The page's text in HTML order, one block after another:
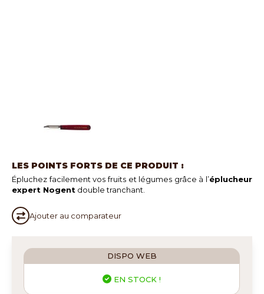
LES POINTS FORTS DE CE PRODUIT :
Épluchez facilement vos fruits et légumes grâce à l’éplucheur
expert Nogent double tranchant.
Ajouter au comparateur
DISPO WEB
EN STOCK !